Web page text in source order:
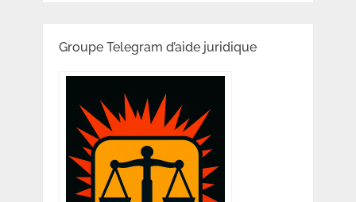
Groupe Telegram d’aide juridique